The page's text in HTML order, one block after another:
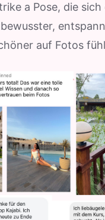
a Pose, die sich
auf Fotos